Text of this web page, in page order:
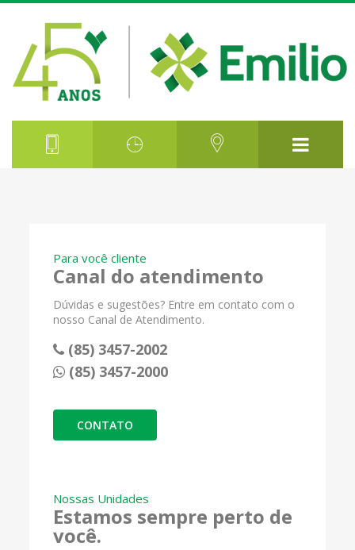
Para você cliente
Canal do atendimento
Dúvidas e sugestões? Entre em contato com o
nosso Canal de Atendimento.
(85) 3457-2002
(85) 3457-2000
CONTATO
Nossas Unidades
Estamos sempre perto de
você.